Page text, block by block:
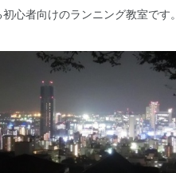
心者向けのランニング教室です。